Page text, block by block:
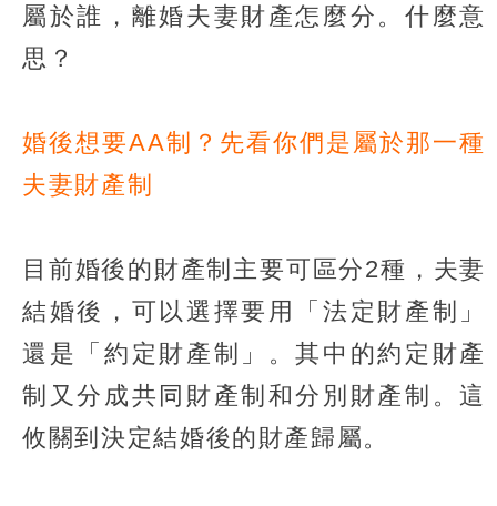
屬於誰，離婚夫妻財產怎麼分。什麼意
思？
婚後想要AA制？先看你們是屬於那一種
夫妻財產制
目前婚後的財產制主要可區分2種，夫妻
結婚後，可以選擇要用「法定財產制」
還是「約定財產制」。其中的約定財產
制又分成共同財產制和分別財產制。這
攸關到決定結婚後的財產歸屬。